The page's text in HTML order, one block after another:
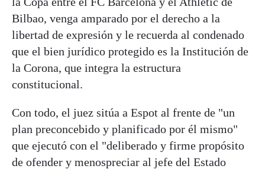
Bilbao, venga amparado por el derecho a la
libertad de expresión y le recuerda al condenado
que el bien jurídico protegido es la Institución de
la Corona, que integra la estructura
constitucional.
Con todo, el juez sitúa a Espot al frente de "un
plan preconcebido y planificado por él mismo"
que ejecutó con el "deliberado y firme propósito
de ofender y menospreciar al jefe del Estado